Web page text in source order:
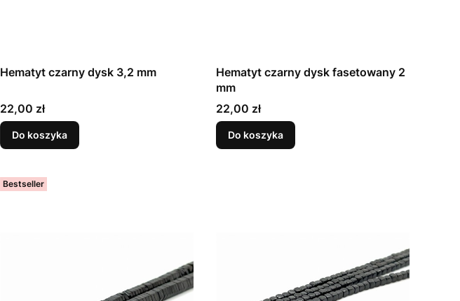
Hematyt czarny dysk 3,2 mm
Cena
22,00 zł
Do koszyka
Hematyt czarny dysk fasetowany 2
mm
Cena
22,00 zł
Do koszyka
Bestseller